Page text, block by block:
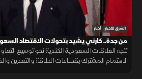
الشرق للأخبار أخبار
من جدة.. كارني يشيد بتحولات الاقتصاد
تتجه العلاقات السعودية الكندية نحو توسيع
الاهتمام المشترك بقطاعات الطاقة والتعدين